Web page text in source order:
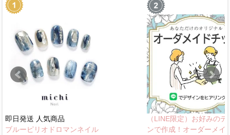
即日発送 人気商品
ブルーピリオドロマンネイル
（LINE限定）お好みのデ
ンで作成！オーダーメイ